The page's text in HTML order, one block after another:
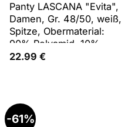
Panty LASCANA "Evita",
Damen, Gr. 48/50, weiß,
Spitze, Obermaterial:
90% Polyamid, 10%
Elasthan, Unterhosen
22.99 €
-61%